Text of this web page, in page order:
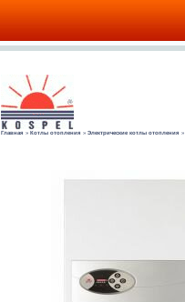
Главная » Котлы отопления » Электрические котлы отопления »